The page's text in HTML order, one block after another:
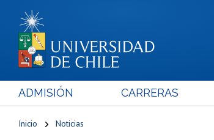
ADMISIÓN CARRERAS
Inicio Noticias